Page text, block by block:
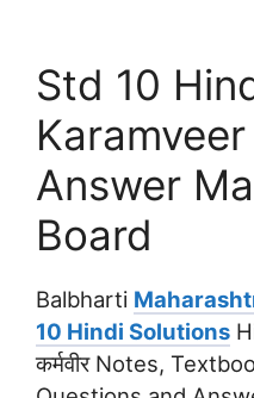
Std 10
Answer
Board
Balbharti
10 Hindi Solutions
कर्मवीर Notes,